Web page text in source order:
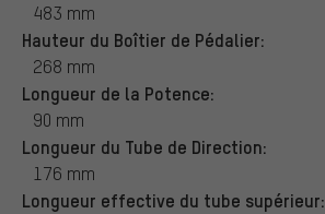
483 mm
Hauteur du Boîtier de Pédalier:
268 mm
Longueur de la Potence:
90 mm
Longueur du Tube de Direction:
176 mm
Longueur effective du tube supérieur: